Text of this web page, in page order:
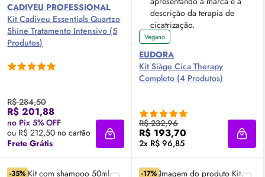
CADIVEU PROFESSIONAL
Kit Cadiveu Essentials Quartzo
Shine Tratamento Intensivo (5
Produtos)
R$ 284,50
R$ 201,88
no Pix 5% OFF
ou R$ 212,50 no cartão
Frete Grátis
Adicionar à sacola
Vegano
EUDORA
Kit Siàge Cica Therapy
Completo (4 Produtos)
R$ 232,96
R$ 193,70
2x R$ 96,85
-35% -17%